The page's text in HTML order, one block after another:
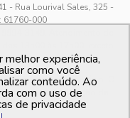
- Rua Lourival Sales, 325 -
61760-000
sem aviso prévio. O
da finalização da
experiência,
como você
conteúdo. Ao
com o uso de
de privacidade